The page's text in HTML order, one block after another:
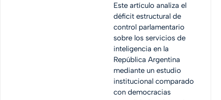
Este artículo analiza el
déficit estructural de
control parlamentario
sobre los servicios de
inteligencia en la
República Argentina
mediante un estudio
institucional comparado
con democracias